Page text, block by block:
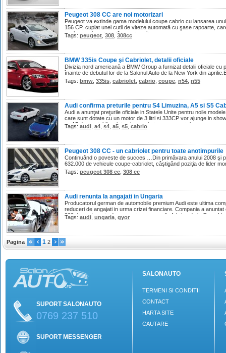
Peugeot 308 CC are noi motorizari
Peugeot va extinde gama modelului coupe cabrio cu lansarea
156 CP, cuplat unei cutii de viteze automată cu şase rapoarte,
vechea cutie automată cu patru viteze.
Tags: peugeot 308 308cc
BMW 335is Coupe şi Cabriolet, detalii oficiale
Divizia nord americană a BMW Group a furnizat detalii oficiale cu
înainte de debutul lor de la Salonul Auto de la New York din
Tags: bmw 335is cabriolet cabrio coupe n54 n55
Audi confirma preturile pentru S4 Limuzina, A5 si S5
Audi a anunţat preţurile oficiale in Statele Unite pentru noile
care sunt dotate cu un motor de 3 litri si 333CP vor ajunge in
ce A5 decapotabil va intregi gama in toamna acestui an.
Tags: audi a4 s4 a5 s5 cabrio
Peugeot 308 CC - un cabriolet pentru toate anotimpurile
Continuând o poveste de succes …Din primăvara anului 2008 şi
632.000 de vehicule coupe-cabriolet, câştigând poziţia de lider
Tags: peugeot 308 cc 308 cc
Audi renunta la angajati in Ungaria
Producatorul german de automobile premium Audi este ultima
reduceri de angajati in urma crizei financiare. Compania a
200 de contaracte de munca temporare din fabrica de la Gyor,
Tags: audi ungaria gyor
Pagina 1 2
SUPORT SALONAUTO
0769 237 510
SUPORT MESSENGER
SALONAUTO
TERMENI SI CONDITII
CONTACT
HARTA SITE
CAUTARE